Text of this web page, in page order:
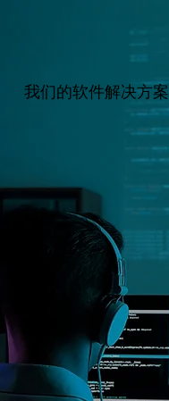
我们的软件解决方案